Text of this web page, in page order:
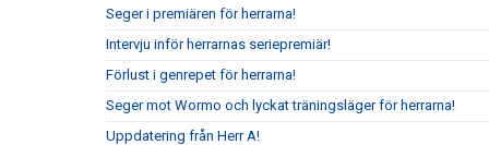
Seger i premiären för herrarna!
Intervju inför herrarnas seriepremiär!
Förlust i genrepet för herrarna!
Seger mot Wormo och lyckat träningsläger för herrarna!
Uppdatering från Herr A!